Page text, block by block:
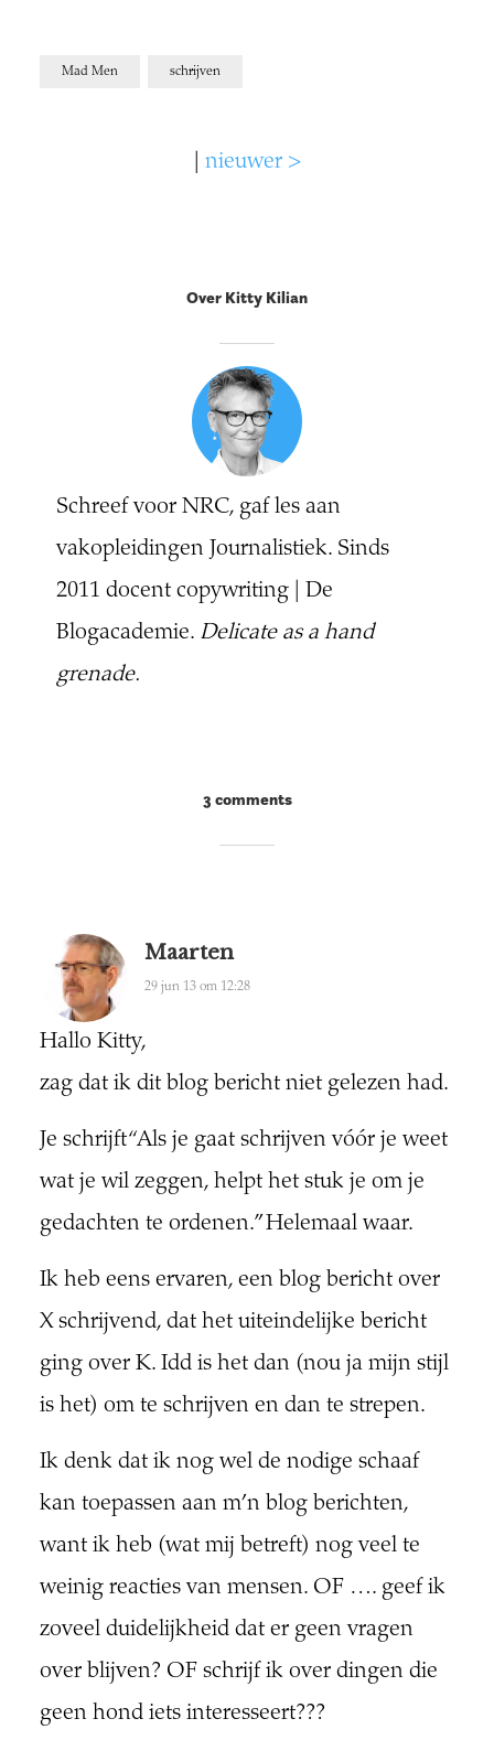
Mad Men schrijven
nieuwer >
Over Kitty Kilian
Schreef voor NRC, gaf les aan
vakopleidingen Journalistiek. Sinds
2011 docent copywriting | De
Blogacademie. Delicate as a hand
grenade.
3 comments
Maarten
29 jun 13 om 12:28
Hallo Kitty,
zag dat ik dit blog bericht niet gelezen had.
Je schrijft “Als je gaat schrijven vóór je weet
wat je wil zeggen, helpt het stuk je om je
gedachten te ordenen.” Helemaal waar.
Ik heb eens ervaren, een blog bericht over
X schrijvend, dat het uiteindelijke bericht
ging over K. Idd is het dan (nou ja mijn stijl
is het) om te schrijven en dan te strepen.
Ik denk dat ik nog wel de nodige schaaf
kan toepassen aan m’n blog berichten,
want ik heb (wat mij betreft) nog veel te
weinig reacties van mensen. OF …. geef ik
zoveel duidelijkheid dat er geen vragen
over blijven? OF schrijf ik over dingen die
geen hond iets interesseert???